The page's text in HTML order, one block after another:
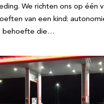
We richten ons op één
van een kind:
behoefte die…